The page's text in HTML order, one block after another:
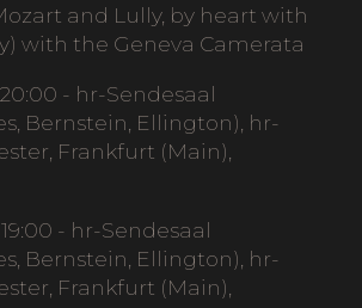
and Lully, by heart with
with the Geneva Camerata
- hr-Sendesaal
Bernstein, Ellington), hr-
Frankfurt (Main),
- hr-Sendesaal
Bernstein, Ellington), hr-
Frankfurt (Main),